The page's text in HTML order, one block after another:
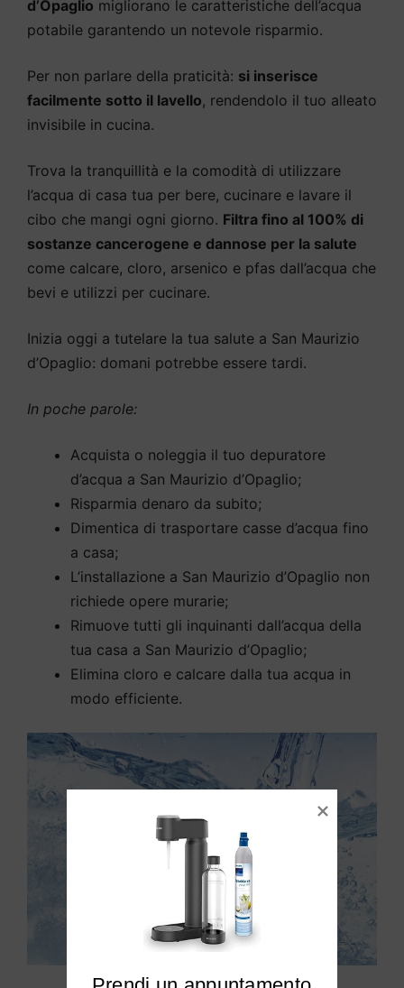
d’Opaglio migliorano le caratteristiche dell’acqua
potabile garantendo un notevole risparmio.
Per non parlare della praticità: si inserisce
facilmente sotto il lavello, rendendolo il tuo alleato
invisibile in cucina.
Trova la tranquillità e la comodità di utilizzare
l’acqua di casa tua per bere, cucinare e lavare il
cibo che mangi ogni giorno. Filtra fino al 100% di
sostanze cancerogene e dannose per la salute
come calcare, cloro, arsenico e pfas dall’acqua che
bevi e utilizzi per cucinare.
Inizia oggi a tutelare la tua salute a San Maurizio
d’Opaglio: domani potrebbe essere tardi.
In poche parole:
Acquista o noleggia il tuo depuratore
d’acqua a San Maurizio d’Opaglio;
Risparmia denaro da subito;
Dimentica di trasportare casse d’acqua fino
a casa;
L’installazione a San Maurizio d’Opaglio non
richiede opere murarie;
Rimuove tutti gli inquinanti dall’acqua della
tua casa a San Maurizio d’Opaglio;
Elimina cloro e calcare dalla tua acqua in
modo efficiente.